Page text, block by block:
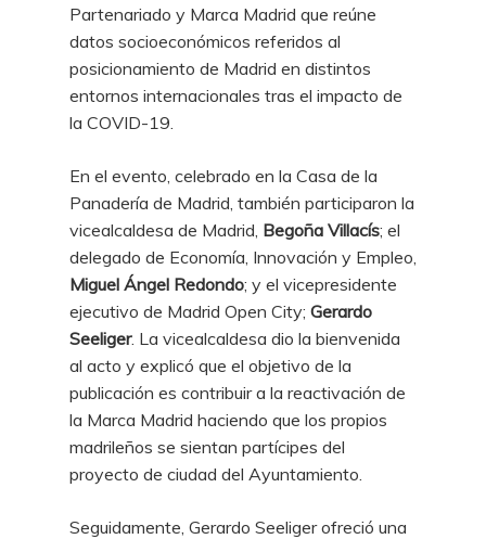
Partenariado y Marca Madrid que reúne
datos socioeconómicos referidos al
posicionamiento de Madrid en distintos
entornos internacionales tras el impacto de
la COVID-19.
En el evento, celebrado en la Casa de la
Panadería de Madrid, también participaron la
vicealcaldesa de Madrid, Begoña Villacís; el
delegado de Economía, Innovación y Empleo,
Miguel Ángel Redondo; y el vicepresidente
ejecutivo de Madrid Open City; Gerardo
Seeliger. La vicealcaldesa dio la bienvenida
al acto y explicó que el objetivo de la
publicación es contribuir a la reactivación de
la Marca Madrid haciendo que los propios
madrileños se sientan partícipes del
proyecto de ciudad del Ayuntamiento.
Seguidamente, Gerardo Seeliger ofreció una